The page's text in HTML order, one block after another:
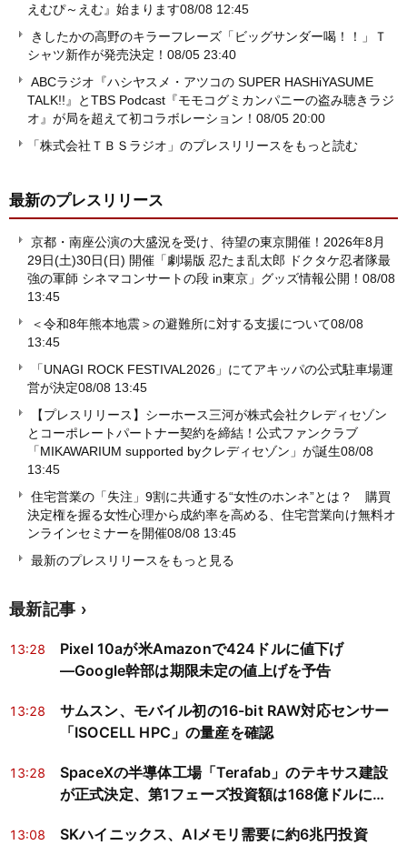
えむぴ～えむ』始まります08/08 12:45
きしたかの高野のキラーフレーズ「ビッグサンダー喝！！」Ｔ
シャツ新作が発売決定！ 08/05 23:40
ABCラジオ『ハシヤスメ・アツコの SUPER HASHiYASUME
TALK!!』とTBS Podcast『モモコグミカンパニーの盗み聴きラジ
オ』が局を超えて初コラボレーション！ 08/05 20:00
「株式会社ＴＢＳラジオ」のプレスリリースをもっと読む
最新のプレスリリース
京都・南座公演の大盛況を受け、待望の東京開催！2026年8月
29日(土)30日(日) 開催「劇場版 忍たま乱太郎 ドクタケ忍者隊最
強の軍師 シネマコンサートの段 in東京」グッズ情報公開！ 08/08
13:45
＜令和8年熊本地震＞の避難所に対する支援について08/08
13:45
「UNAGI ROCK FESTIVAL2026」にてアキッパの公式駐車場運
営が決定08/08 13:45
【プレスリリース】シーホース三河が株式会社クレディセゾン
とコーポレートパートナー契約を締結！公式ファンクラブ
「MIKAWARIUM supported byクレディセゾン」が誕生08/08
13:45
住宅営業の「失注」9割に共通する“女性のホンネ”とは？ 購買
決定権を握る女性心理から成約率を高める、住宅営業向け無料オ
ンラインセミナーを開催08/08 13:45
最新のプレスリリースをもっと見る
最新記事
13:28
Pixel 10aが米Amazonで424ドルに値下げ
―Google幹部は期限未定の値上げを予告
13:28
サムスン、モバイル初の16-bit RAW対応センサー
「ISOCELL HPC」の量産を確認
13:28
SpaceXの半導体工場「Terafab」のテキサス建設
が正式決定、第1フェーズ投資額は168億ドルに縮
13:08
SKハイニックス、AIメモリ需要に約6兆円投資